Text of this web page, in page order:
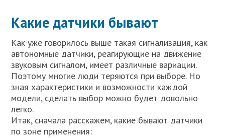
Какие датчики бывают
Как уже говорилось выше такая сигнализация, как
автономные датчики, реагирующие на движение
звуковым сигналом, имеет различные вариации.
Поэтому многие люди теряются при выборе. Но
зная характеристики и возможности каждой
модели, сделать выбор можно будет довольно
легко.
Итак, сначала расскажем, какие бывают датчики
по зоне применения: